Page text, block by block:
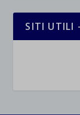
SITI UTILI